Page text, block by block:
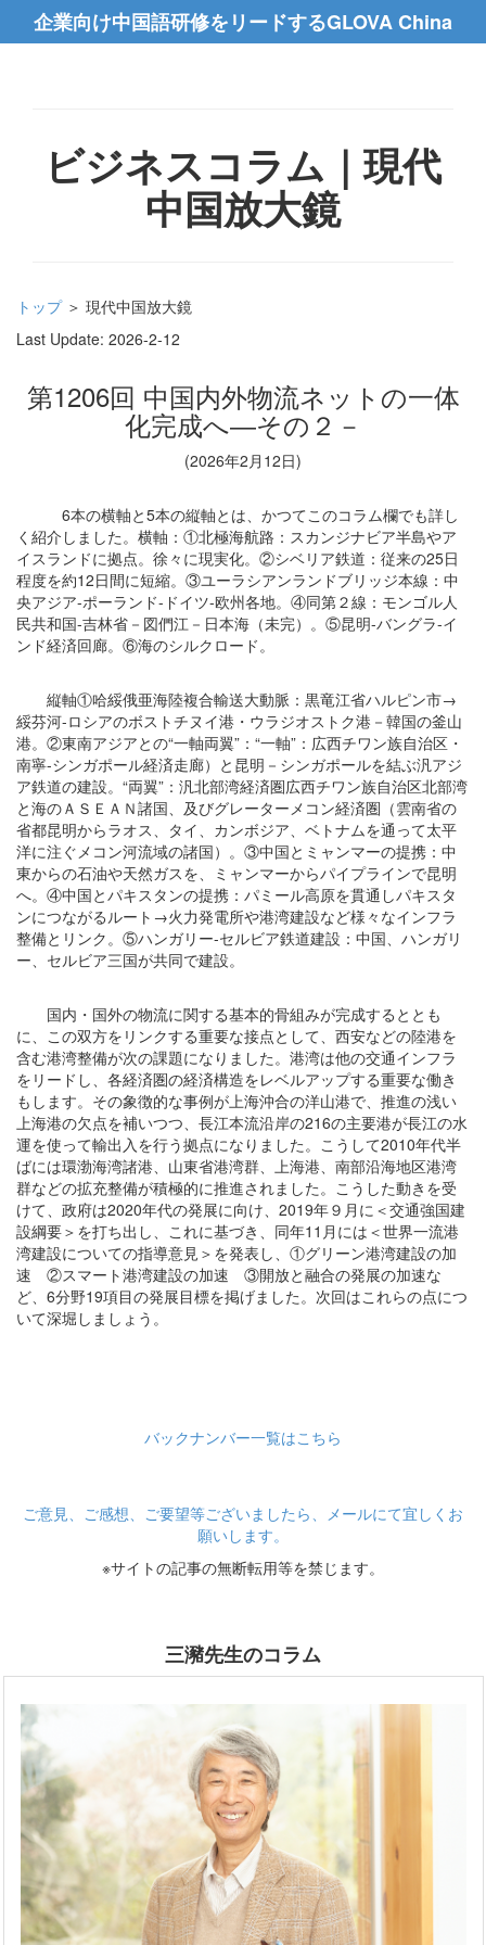
企業向け中国語研修をリードするGLOVA China
ビジネスコラム｜現代
中国放大鏡
トップ＞ 現代中国放大鏡
Last Update: 2026-2-12
第1206回 中国内外物流ネットの一体
化完成へ―その２－
(2026年2月12日)
6本の横軸と5本の縦軸とは、かつてこのコラム欄でも詳し
く紹介しました。横軸：①北極海航路：スカンジナビア半島やア
イスランドに拠点。徐々に現実化。②シベリア鉄道：従来の25日
程度を約12日間に短縮。③ユーラシアンランドブリッジ本線：中
央アジア-ポーランド-ドイツ-欧州各地。④同第２線：モンゴル人
民共和国-吉林省－図們江－日本海（未完）。⑤昆明-バングラ-イ
ンド経済回廊。⑥海のシルクロード。
縦軸①哈綏俄亜海陸複合輸送大動脈：黒竜江省ハルピン市→
綏芬河-ロシアのボストチヌイ港・ウラジオストク港－韓国の釜山
港。②東南アジアとの“一軸両翼”：“一軸”：広西チワン族自治区・
南寧-シンガポール経済走廊）と昆明－シンガポールを結ぶ汎アジ
ア鉄道の建設。“両翼”：汎北部湾経済圏広西チワン族自治区北部湾
と海のＡＳＥＡＮ諸国、及びグレーターメコン経済圏（雲南省の
省都昆明からラオス、タイ、カンボジア、ベトナムを通って太平
洋に注ぐメコン河流域の諸国）。③中国とミャンマーの提携：中
東からの石油や天然ガスを、ミャンマーからパイプラインで昆明
へ。④中国とパキスタンの提携：パミール高原を貫通しパキスタ
ンにつながるルート→火力発電所や港湾建設など様々なインフラ
整備とリンク。⑤ハンガリー-セルビア鉄道建設：中国、ハンガリ
ー、セルビア三国が共同で建設。
国内・国外の物流に関する基本的骨組みが完成するととも
に、この双方をリンクする重要な接点として、西安などの陸港を
含む港湾整備が次の課題になりました。港湾は他の交通インフラ
をリードし、各経済圏の経済構造をレベルアップする重要な働き
もします。その象徴的な事例が上海沖合の洋山港で、推進の浅い
上海港の欠点を補いつつ、長江本流沿岸の216の主要港が長江の水
運を使って輸出入を行う拠点になりました。こうして2010年代半
ばには環渤海湾諸港、山東省港湾群、上海港、南部沿海地区港湾
群などの拡充整備が積極的に推進されました。こうした動きを受
けて、政府は2020年代の発展に向け、2019年９月に＜交通強国建
設綱要＞を打ち出し、これに基づき、同年11月には＜世界一流港
湾建設についての指導意見＞を発表し、①グリーン港湾建設の加
速 ②スマート港湾建設の加速 ③開放と融合の発展の加速な
ど、6分野19項目の発展目標を掲げました。次回はこれらの点につ
いて深堀しましょう。
バックナンバー一覧はこちら
ご意見、ご感想、ご要望等ございましたら、メールにて宜しくお
願いします。
※サイトの記事の無断転用等を禁じます。
三瀦先生のコラム